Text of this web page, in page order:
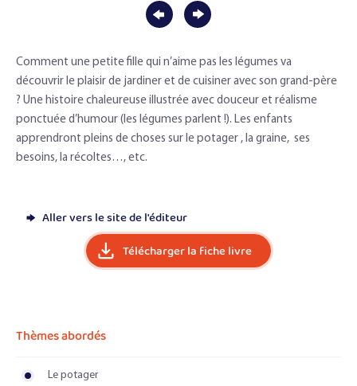
Comment une petite fille qui n’aime pas les légumes va
découvrir le plaisir de jardiner et de cuisiner avec son grand-père
? Une histoire chaleureuse illustrée avec douceur et réalisme
ponctuée d’humour (les légumes parlent !). Les enfants
apprendront pleins de choses sur le potager , la graine, ses
besoins, la récoltes…, etc.
Aller vers le site de l'éditeur
Télécharger la fiche livre
Thèmes abordés
Le potager